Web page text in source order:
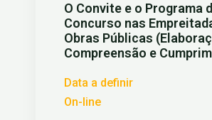
O Convite e o Programa
Concurso nas
Obras Públicas
Compreensão e
Data a definir
On-line